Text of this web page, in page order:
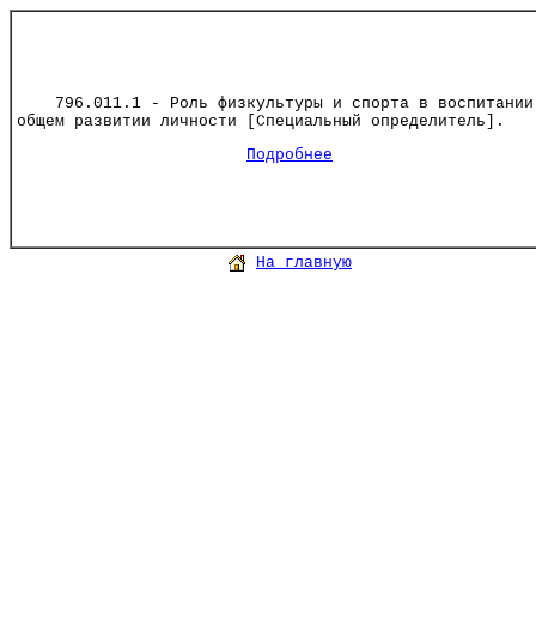
796.011.1 - Роль физкультуры и спорта в
общем развитии личности [Специальный определитель].
Подробнее
На главную